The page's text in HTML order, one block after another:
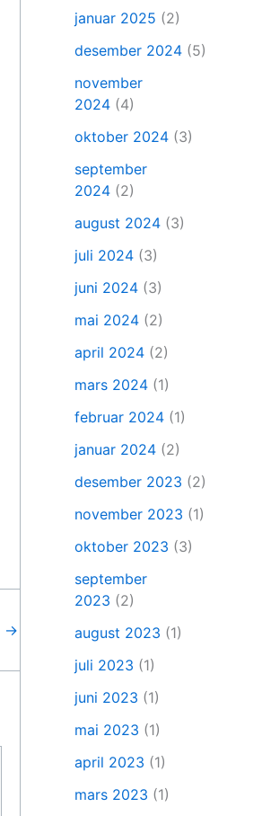
→
januar 2025 (2)
desember 2024 (5)
november
2024 (4)
oktober 2024 (3)
september
2024 (2)
august 2024 (3)
juli 2024 (3)
juni 2024 (3)
mai 2024 (2)
april 2024 (2)
mars 2024 (1)
februar 2024 (1)
januar 2024 (2)
desember 2023 (2)
november 2023 (1)
oktober 2023 (3)
september
2023 (2)
august 2023 (1)
juli 2023 (1)
juni 2023 (1)
mai 2023 (1)
april 2023 (1)
mars 2023 (1)